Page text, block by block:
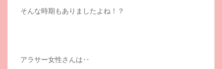
そんな時期もありましたよね！？
アラサー女性さんは‥